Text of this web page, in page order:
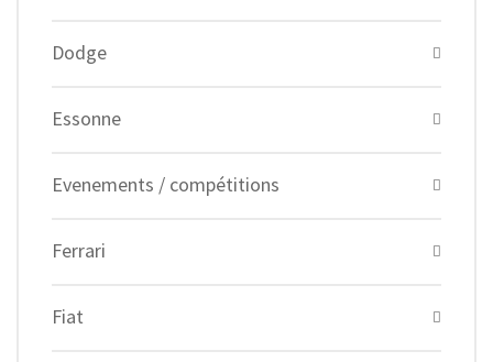
Dodge
Essonne
Evenements / compétitions
Ferrari
Fiat